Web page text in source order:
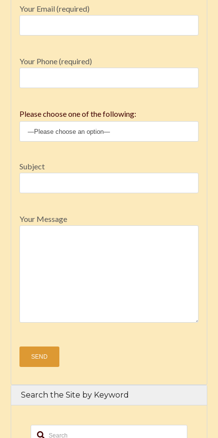
Your Email (required)
Your Phone (required)
Please choose one of the following:
Subject
Your Message
Search the Site by Keyword